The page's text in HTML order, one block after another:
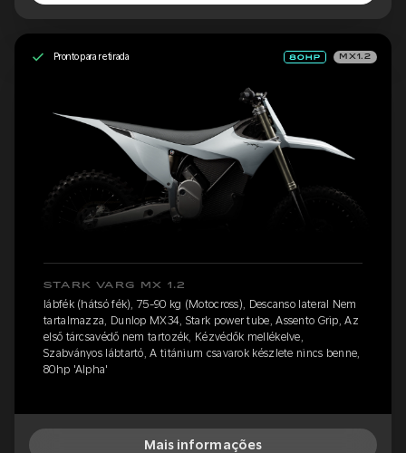
Pronto para retirada MX1.2
STARK VARG MX 1.2
lábfék (hátsó fék), 75-90 kg (Motocross), Descanso lateral Nem
tartalmazza, Dunlop MX34, Stark power tube, Assento Grip, Az
első tárcsavédő nem tartozék, Kézvédők mellékelve,
Szabványos lábtartó, A titánium csavarok készlete nincs benne,
80hp 'Alpha'
Mais informações